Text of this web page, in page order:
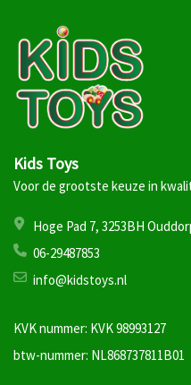
Kids Toys
Voor de grootste keuze in
Hoge Pad 7, 3253BH
06-29487853
info@kidstoys.nl
KVK nummer: KVK 98993127
btw-nummer: NL868737811B01